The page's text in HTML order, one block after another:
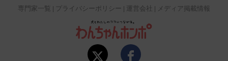
専門家一覧
プライバシーポリシー 運営会社 メディア掲載情報